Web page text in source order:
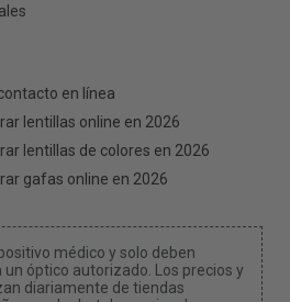
en línea
lentillas online en 2026
lentillas de colores en 2026
gafas online en 2026
médico y solo deben
óptico autorizado. Los precios y
diariamente de tiendas